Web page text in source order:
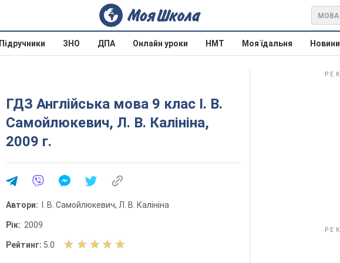
МОВА
Підручники ЗНО ДПА Онлайн уроки НМТ Моя їдальня Новини
ГДЗ Англійська мова 9 клас І. В.
Самойлюкевич, Л. В. Калініна,
2009 г.
Автори: І. В. Самойлюкевич, Л. В. Калініна
Рік: 2009
Рейтинг: 5.0
О